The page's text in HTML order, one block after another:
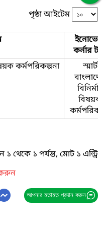
পৃষ্ঠা আইটেম
কর্নার
কর্মপরিকল্পনা
স্মার্ট-
বিনির্মাণ-
বিষয়ক-
১ থেকে ১ পর্যন্ত, মোট ১ এন্ট্রি
করুন
আপনার মতামত প্রদান করুন